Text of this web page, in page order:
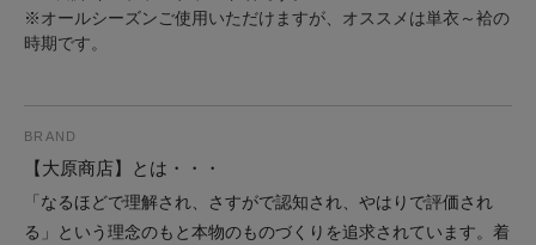
※オールシーズンご使用いただけますが、オススメは単衣～袷の
時期です。
BRAND
【大原商店】とは・・・
「なるほどで理解され、さすがで認知され、やはりで評価され
る」という理念のもと本物のものづくりを追求されています。着